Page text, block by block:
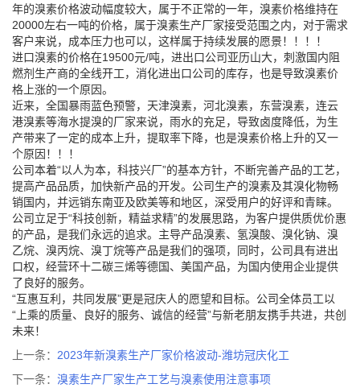
年的溴素价格波动幅度较大，属于不正常的一年，溴素价格维持在
20000左右一吨的价格，属于溴素生产厂家接受范围之内，对于需求
客户来说，成本压力也可以，这样属于持续发展的愿景！！！！
进口溴素的价格在19500元/吨，进出口公司亚历山大，刺激国内阻
燃剂生产商的全线开工，消化进出口公司的库存，也是导致溴素价
格上涨的一个原因。
近来，全国暴雨蓝色预警，天津溴素，河北溴素，东营溴素，连云
港溴素等海水提溴的厂家来说，雨水的充足，导致卤度降低，为生
产带来了一定的成本上升，提取率下降，也是溴素价格上升的又一
个原因！！！
公司本着“以人为本，科技兴厂”的基本方针，不断完善产品的工艺，
提高产品品质，加快新产品的开发。公司生产的溴素及其溴化物畅
销国内，并远销东南亚及欧美等和地区，深受用户的好评和青睐。
公司立足于“科技创新，精益求精”的发展思路，为客户提供质优价惠
的产品，是我们永远的追求。主导产品溴素、氢溴酸、溴化钠、溴
乙烷、溴丙烷、溴丁烷等产品是我们的强项，同时，公司具有进出
口权，经营环十二碳三烯等德国、美国产品，为国内使用企业提供
了良好的服务。
“互惠互利，共同发展”更是冠庆人的愿望和目标。公司全体员工以
“上乘的质量、良好的服务、诚信的经营”与新老朋友携手共进，共创
未来！
上一条： 2023年新溴素生产厂家价格波动-潍坊冠庆化工
下一条： 溴素生产厂家生产工艺与溴素使用注意事项